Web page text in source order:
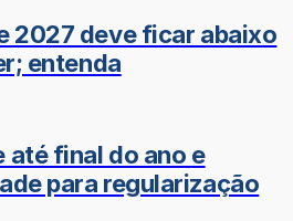
2027 deve ficar abaixo
entenda
até final do ano e
para regularização